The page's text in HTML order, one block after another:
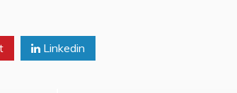
Linkedin